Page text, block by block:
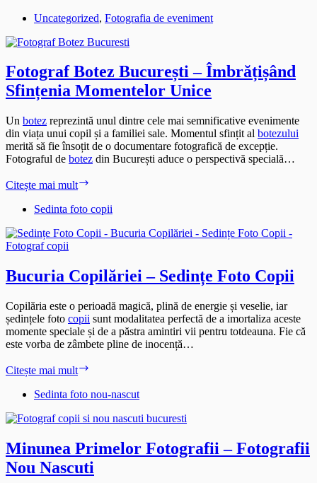
Uncategorized, Fotografia de eveniment
Fotograf Botez București – Îmbrățișând
Sfințenia Momentelor Unice
Un botez reprezintă unul dintre cele mai semnificative evenimente
din viața unui copil și a familiei sale. Momentul sfințit al botezului
merită să fie însoțit de o documentare fotografică de excepție.
Fotograful de botez din București aduce o perspectivă specială…
Citește mai mult
București
Îmbrățișând
Unice
Sedinta foto copii
Bucuria Copilăriei – Sedințe Foto Copii
Copilăria este o perioadă magică, plină de energie și veselie, iar
ședințele foto copii sunt modalitatea perfectă de a imortaliza aceste
momente speciale și de a păstra amintiri vii pentru totdeauna. Fie că
este vorba de zâmbete pline de inocență…
Citește mai mult
–
Foto
Sedinta foto nou-nascut
Minunea Primelor Fotografii – Fotografii
Nou Nascuti